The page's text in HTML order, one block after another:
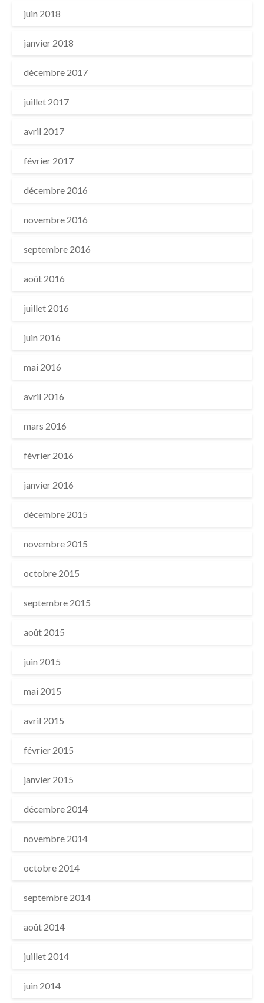
juin 2018
janvier 2018
décembre 2017
juillet 2017
avril 2017
février 2017
décembre 2016
novembre 2016
septembre 2016
août 2016
juillet 2016
juin 2016
mai 2016
avril 2016
mars 2016
février 2016
janvier 2016
décembre 2015
novembre 2015
octobre 2015
septembre 2015
août 2015
juin 2015
mai 2015
avril 2015
février 2015
janvier 2015
décembre 2014
novembre 2014
octobre 2014
septembre 2014
août 2014
juillet 2014
juin 2014